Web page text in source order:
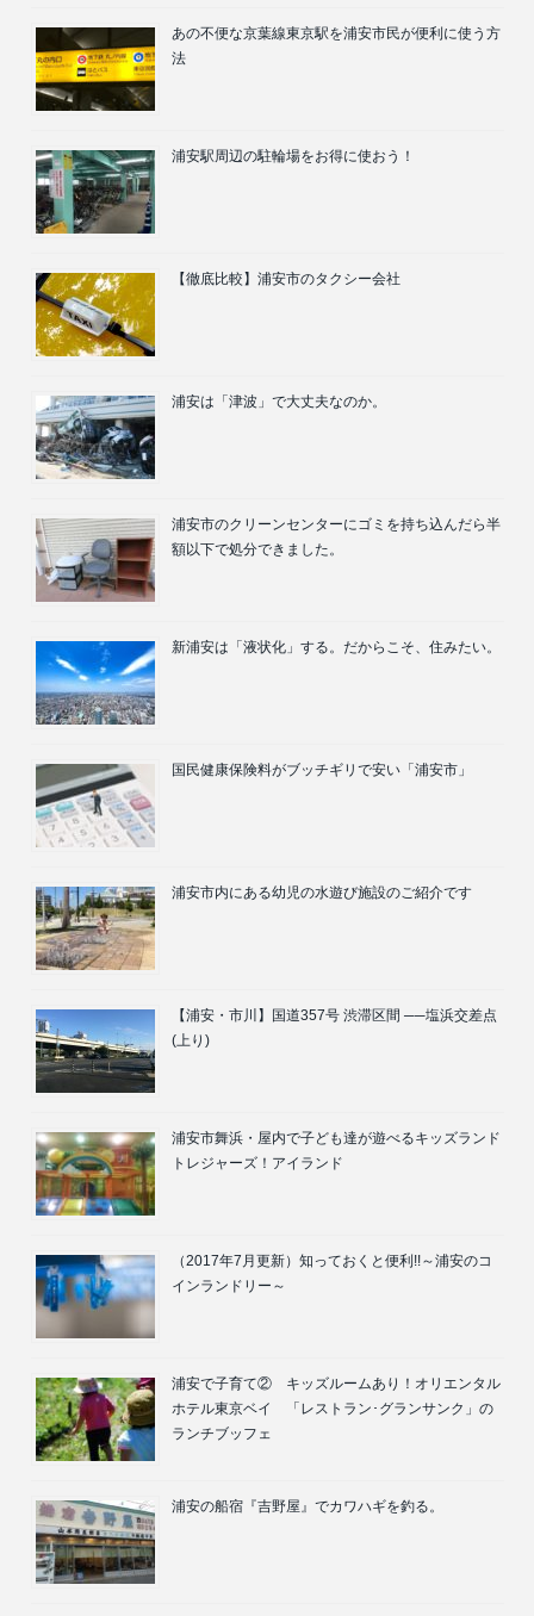
あの不便な京葉線東京駅を浦安市民が便利に使う方
法
浦安駅周辺の駐輪場をお得に使おう！
【徹底比較】浦安市のタクシー会社
浦安は「津波」で大丈夫なのか。
浦安市のクリーンセンターにゴミを持ち込んだら半
額以下で処分できました。
新浦安は「液状化」する。だからこそ、住みたい。
国民健康保険料がブッチギリで安い「浦安市」
浦安市内にある幼児の水遊び施設のご紹介です
【浦安・市川】国道357号 渋滞区間 ──塩浜交差点
(上り)
浦安市舞浜・屋内で子ども達が遊べるキッズランド
トレジャーズ！アイランド
（2017年7月更新）知っておくと便利!!～浦安のコ
インランドリー～
浦安で子育て② キッズルームあり！オリエンタル
ホテル東京ベイ 「レストラン･グランサンク」の
ランチブッフェ
浦安の船宿『吉野屋』でカワハギを釣る。